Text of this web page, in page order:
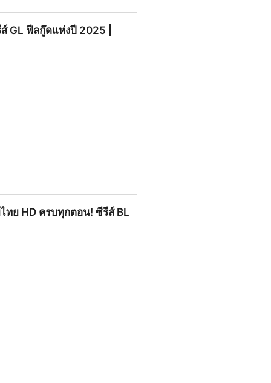
GL ฟีลกู๊ดแห่งปี 2025 |
ย HD ครบทุกตอน! ซีรีส์ BL